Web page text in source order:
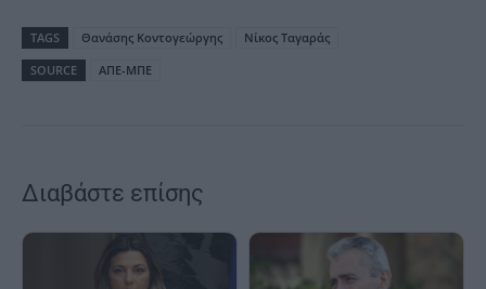
TAGS Θανάσης Κοντογεώργης
Νίκος Ταγαράς
SOURCE
ΑΠΕ-ΜΠΕ
Διαβάστε επίσης